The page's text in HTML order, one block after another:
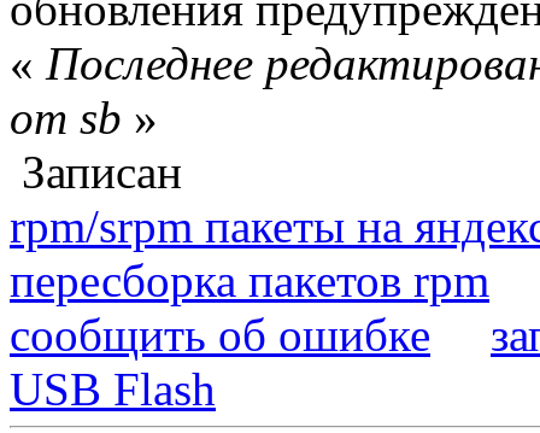
« Последнее
от sb »
Записан
rpm/srpm пакеты на
пересборка пакетов rpm
сообщить об ошибке
USB Flash